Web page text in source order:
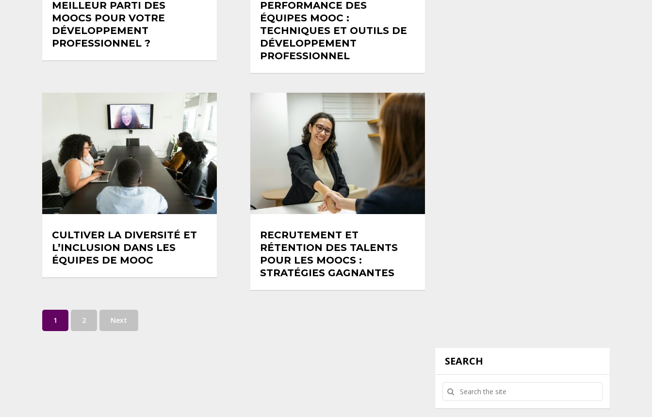
MEILLEUR PARTI DES
MOOCS POUR VOTRE
DÉVELOPPEMENT
PROFESSIONNEL ?
PERFORMANCE DES
ÉQUIPES MOOC :
TECHNIQUES ET OUTILS DE
DÉVELOPPEMENT
PROFESSIONNEL
CULTIVER LA DIVERSITÉ ET
L’INCLUSION DANS LES
ÉQUIPES DE MOOC
RECRUTEMENT ET
RÉTENTION DES TALENTS
POUR LES MOOCS :
STRATÉGIES GAGNANTES
Pagination
des
1 2 Next
SEARCH